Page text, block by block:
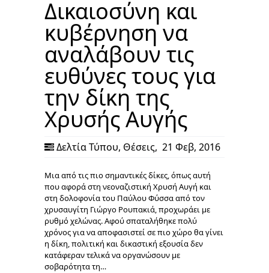
Δικαιοσύνη και
κυβέρνηση να
αναλάβουν τις
ευθύνες τους για
την δίκη της
Χρυσής Αυγής
Δελτία Τύπου, Θέσεις, 21 Φεβ, 2016
Μια από τις πιο σημαντικές δίκες, όπως αυτή
που αφορά στη νεοναζιστική Χρυσή Αυγή και
στη δολοφονία του Παύλου Φύσσα από τον
χρυσαυγίτη Γιώργο Ρουπακιά, προχωράει με
ρυθμό χελώνας. Αφού σπαταλήθηκε πολύ
χρόνος για να αποφασιστεί σε πιο χώρο θα γίνει
η δίκη, πολιτική και δικαστική εξουσία δεν
κατάφεραν τελικά να οργανώσουν με
σοβαρότητα τη…